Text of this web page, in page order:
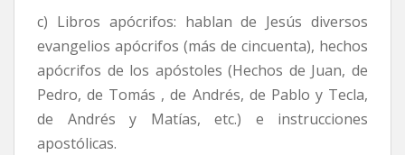
c) Libros apócrifos: hablan de Jesús diversos
evangelios apócrifos (más de cincuenta), hechos
apócrifos de los apóstoles (Hechos de Juan, de
Pedro, de Tomás , de Andrés, de Pablo y Tecla,
de Andrés y Matías, etc.) e instrucciones
apostólicas.